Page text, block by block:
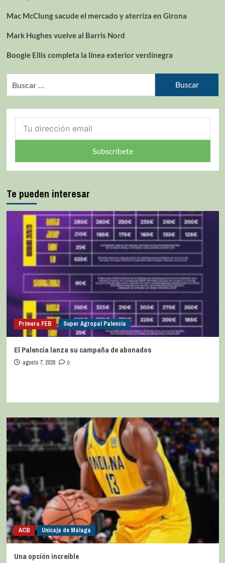
Mac McClung sacude el mercado y aterriza en Girona
Mark Hughes vuelve al Barris Nord
Boogie Ellis completa la línea exterior verdinegra
Subscríbete
Te pueden interesar
Primera FEB Super Agropal Palencia
El Palencia lanza su campaña de abonados
agosto 7, 2026 0
ACB Unicaja de Málaga
Una opción increíble